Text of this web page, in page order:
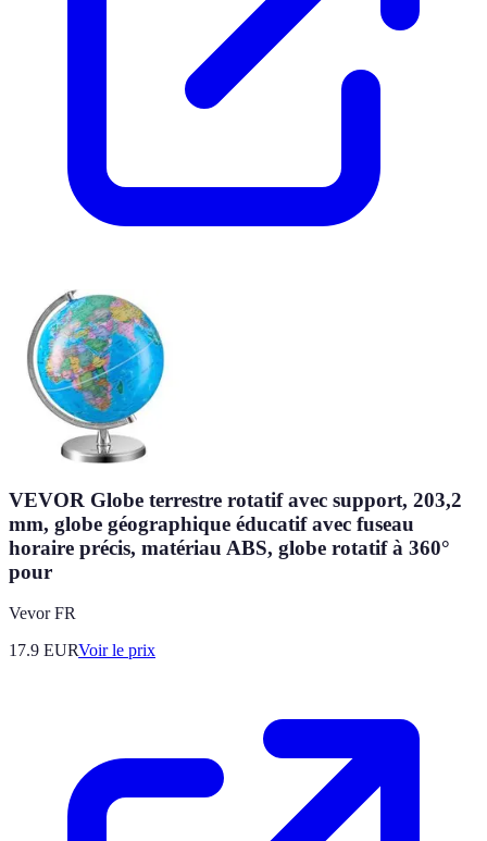
VEVOR Globe terrestre rotatif avec support, 203,2
mm, globe géographique éducatif avec fuseau
horaire précis, matériau ABS, globe rotatif à 360°
pour
Vevor FR
17.9 EURVoir le prix